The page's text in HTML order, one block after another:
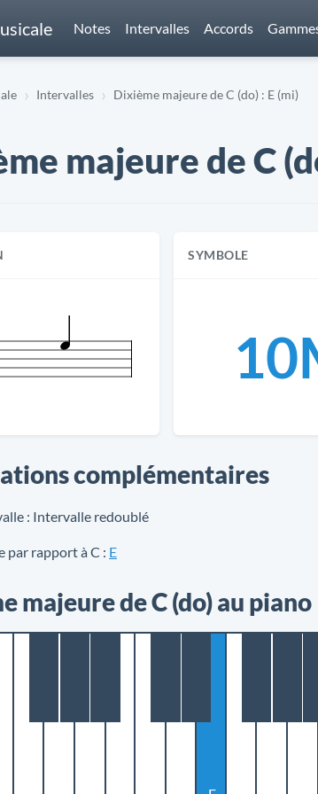
Notes Intervalles Accords
Intervalles Dixième majeure de C (do) : E (mi)
majeure de C
SYMBOLE
complémentaires
: Intervalle redoublé
par rapport à C : E
majeure de C (do) au piano